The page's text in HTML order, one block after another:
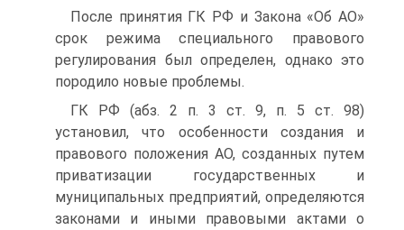
После принятия ГК РФ и Закона «Об АО»
срок режима специального правового
регулирования был определен, однако это
породило новые проблемы.
ГК РФ (абз. 2 п. 3 ст. 9, п. 5 ст. 98)
установил, что особенности создания и
правового положения АО, созданных путем
приватизации государственных и
муниципальных предприятий, определяются
законами и иными правовыми актами о